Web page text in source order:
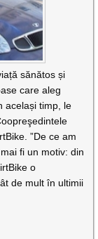
sănătos și
care aleg
același timp, le
”De ce am
fi un motiv: din
o
de mult în ultimii